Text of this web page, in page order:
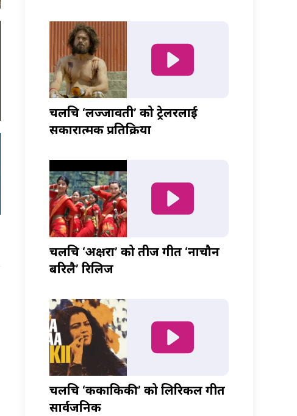
चलचित्र ‘लज्जावती’ को ट्रेलरलाई
सकारात्मक प्रतिक्रिया
चलचित्र ‘अक्षरा’ को तीज गीत ‘नाचौन
बरिलै’ रिलिज
चलचित्र ‘ककाकिकी’ को लिरिकल गीत
सार्वजनिक